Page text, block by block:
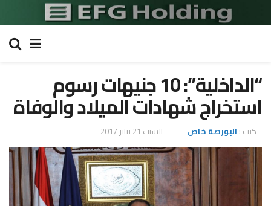
“الداخلية”: 10 جنيهات رسوم
استخراج شهادات الميلاد والوفاة
كتب : البورصة خاص السبت 21 يناير 2017